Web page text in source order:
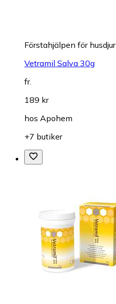
Förstahjälpen för husdjur
Vetramil Salva 30g
fr.
189 kr
hos Apohem
+7 butiker